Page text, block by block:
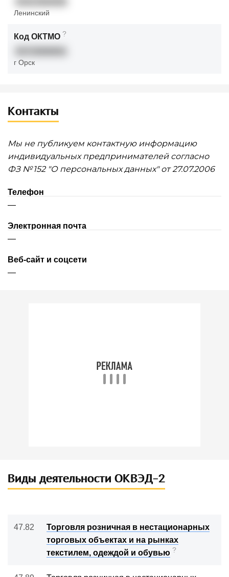
Ленинский
Код ОКТМО ?
г Орск
Контакты
Мы не публикуем контактную информацию
индивидуальных предпринимателей согласно
ФЗ № 152 "О персональных данных" от 27.07.2006
Телефон
—
Электронная почта
—
Веб-сайт и соцсети
—
Виды деятельности ОКВЭД-2
47.82
Торговля розничная в нестационарных
торговых объектах и на рынках
текстилем, одеждой и обувью ?